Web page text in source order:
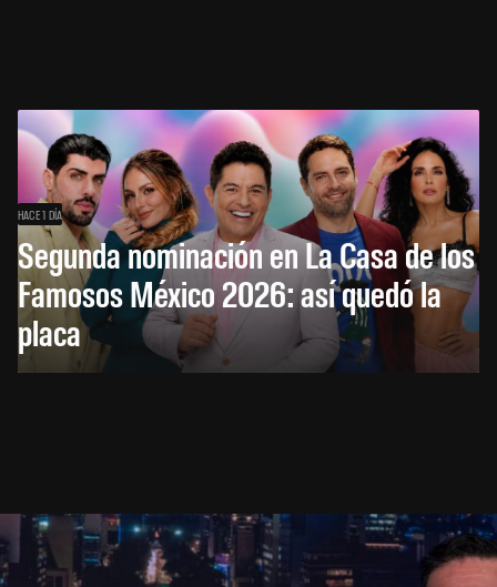
HACE 1 DÍA
Segunda nominación en La Casa de los
Famosos México 2026: así quedó la
placa